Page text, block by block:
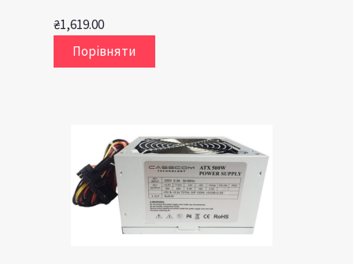
₴1,619.00
Порівняти